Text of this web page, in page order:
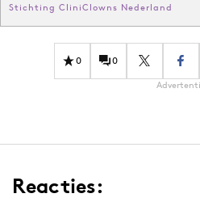
Stichting CliniClowns Nederland
0 0
Reacties: